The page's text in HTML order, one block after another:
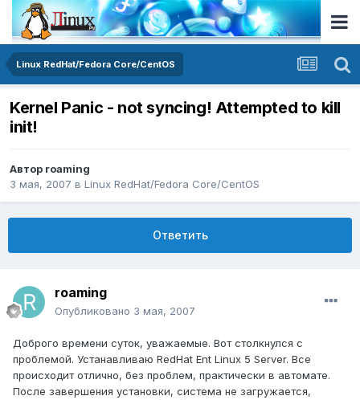
Linux RedHat/Fedora Core/CentOS
Kernel Panic - not syncing! Attempted to kill
init!
Автор roaming
3 мая, 2007 в Linux RedHat/Fedora Core/CentOS
Ответить
roaming
Опубликовано 3 мая, 2007
Доброго времени суток, уважаемые. Вот столкнулся с
проблемой. Устанавливаю RedHat Ent Linux 5 Server. Все
происходит отлично, без проблем, практически в автомате.
После завершения установки, система не загружается,